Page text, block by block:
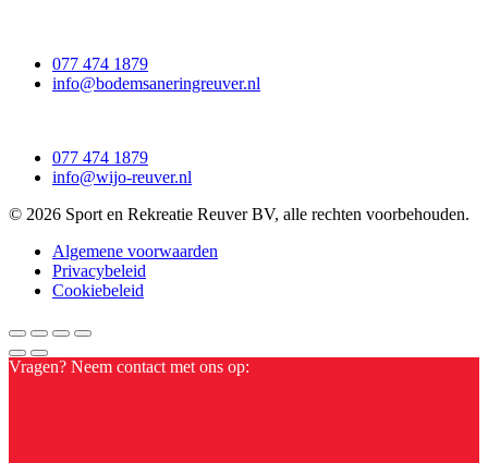
077 474 1879
info@bodemsaneringreuver.nl
077 474 1879
info@wijo-reuver.nl
© 2026 Sport en Rekreatie Reuver BV, alle rechten voorbehouden.
Algemene voorwaarden
Privacybeleid
Cookiebeleid
Vragen? Neem contact met ons op: